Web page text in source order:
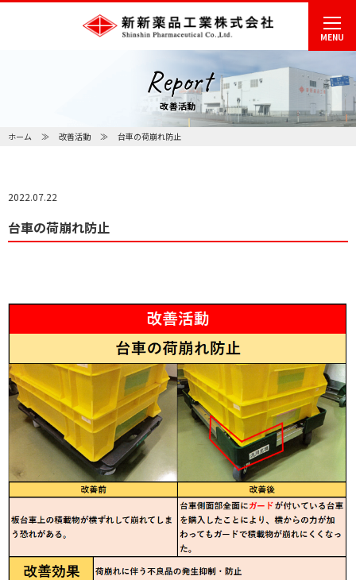
MENU
Report
改善活動
ホーム 改善活動 台車の荷崩れ防止
2022.07.22
台車の荷崩れ防止